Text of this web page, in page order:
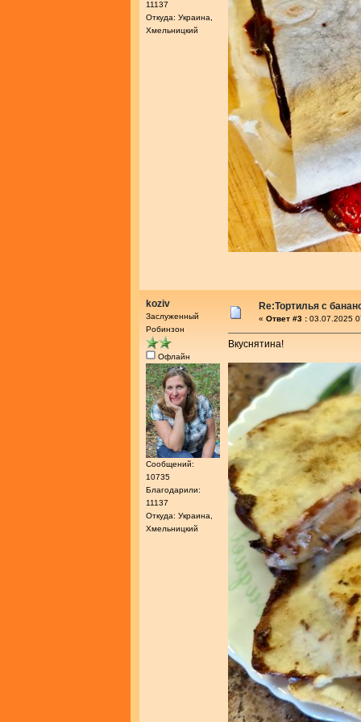
11137
Откуда: Украина,
Хмельницкий
koziv
Заслуженный
Робинзон
Офлайн
Сообщений:
10735
Благодарили:
11137
Откуда: Украина,
Хмельницкий
Re:Тортилья с
« Ответ #3 : 03.07.2025
Вкуснятина!